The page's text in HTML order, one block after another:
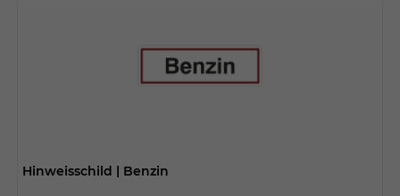
Hinweisschild | Benzin